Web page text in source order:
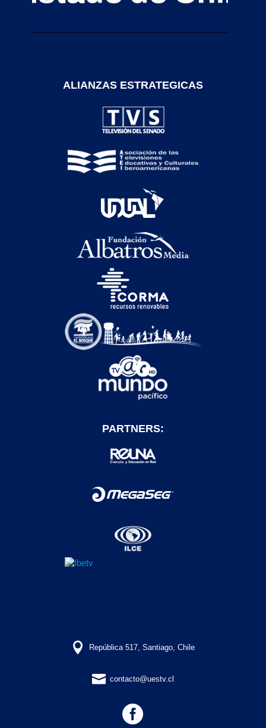
ALIANZAS ESTRATEGICAS
PARTNERS:
 República 517, Santiago, Chile
 contacto@uestv.cl
